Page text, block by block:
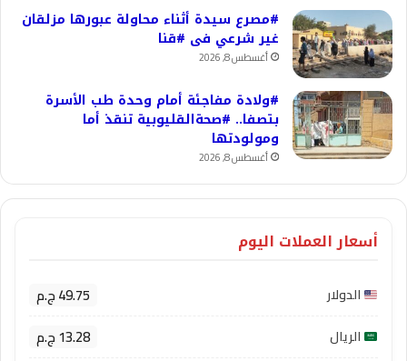
#مصرع سيدة أثناء محاولة عبورها مزلقان
غير شرعي فى #قنا
أغسطس 8, 2026
#ولادة مفاجئة أمام وحدة طب الأسرة
بتصفا.. #صحةالقليوبية تنقذ أما
ومولودتها
أغسطس 8, 2026
أسعار العملات اليوم
الدولار 49.75 ج.م
الريال 13.28 ج.م